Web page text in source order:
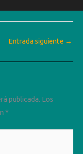
Entrada siguiente →
publicada. Los
*